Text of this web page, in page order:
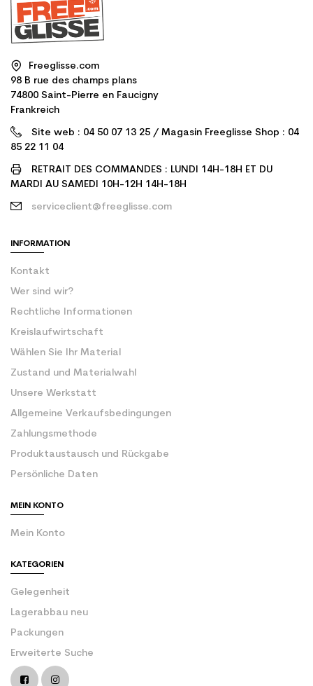
Freeglisse.com
98 B rue des champs plans
74800 Saint-Pierre en Faucigny
Frankreich
Site web : 04 50 07 13 25 / Magasin Freeglisse Shop : 04
85 22 11 04
RETRAIT DES COMMANDES : LUNDI 14H-18H ET DU
MARDI AU SAMEDI 10H-12H 14H-18H
serviceclient@freeglisse.com
INFORMATION
Kontakt
Wer sind wir?
Rechtliche Informationen
Kreislaufwirtschaft
Wählen Sie Ihr Material
Zustand und Materialwahl
Unsere Werkstatt
Allgemeine Verkaufsbedingungen
Zahlungsmethode
Produktaustausch und Rückgabe
Persönliche Daten
MEIN KONTO
Mein Konto
KATEGORIEN
Gelegenheit
Lagerabbau neu
Packungen
Erweiterte Suche